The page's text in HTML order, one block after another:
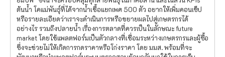
ต้นน้ำ โคแม่พันธุ์ที่ได้จากน้ำเชื้อแยกเพศ 500 ตัว อยากให้เพิ่มคอนเซ็ป
หรือรายละเอียดว่าเราจะดำเนินการหรือขยายผลไปสู่เกษตรกรได้
อย่างไร รวมถึงปลายน้ำ เรื่องการตลาดที่ควรเป็นในลักษณะ future
market โดยใช้แพลตฟอร์มเป็นตัวกลางที่เชื่อมระหว่างเกษตรกรและผู้ซื้อ
ซึ่งจะช่วยไม่ให้เกิดการกดราคาหรือโก่งราคา โดย มมส. พร้อมที่จะ